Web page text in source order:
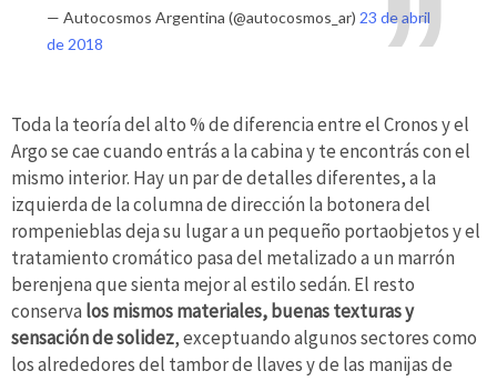
— Autocosmos Argentina (@autocosmos_ar) 23 de abril
de 2018
Toda la teoría del alto % de diferencia entre el Cronos y el
Argo se cae cuando entrás a la cabina y te encontrás con el
mismo interior. Hay un par de detalles diferentes, a la
izquierda de la columna de dirección la botonera del
rompenieblas deja su lugar a un pequeño portaobjetos y el
tratamiento cromático pasa del metalizado a un marrón
berenjena que sienta mejor al estilo sedán. El resto
conserva los mismos materiales, buenas texturas y
sensación de solidez, exceptuando algunos sectores como
los alrededores del tambor de llaves y de las manijas de